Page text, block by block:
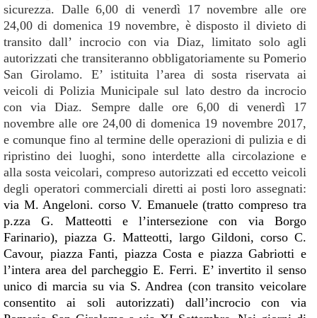
sicurezza. Dalle 6,00 di venerdì 17 novembre alle ore
24,00 di domenica 19 novembre, è disposto il divieto di
transito dall’ incrocio con via Diaz, limitato solo agli
autorizzati che transiteranno obbligatoriamente su Pomerio
San Girolamo. E’ istituita l’area di sosta riservata ai
veicoli di Polizia Municipale sul lato destro da incrocio
con via Diaz. Sempre dalle ore 6,00 di venerdì 17
novembre alle ore 24,00 di domenica 19 novembre 2017,
e comunque fino al termine delle operazioni di pulizia e di
ripristino dei luoghi, sono interdette alla circolazione e
alla sosta veicolari, compreso autorizzati ed eccetto veicoli
degli operatori commerciali diretti ai posti loro assegnati:
via M. Angeloni. corso V. Emanuele(tratto compreso tra
p.zza G. Matteotti e l’intersezione con via Borgo
Farinario), piazza G. Matteotti, largo Gildoni, corso C.
Cavour, piazza Fanti, piazza Costa e piazza Gabriotti e
l’intera area del parcheggio E. Ferri. E’ invertito il senso
unico di marcia su via S. Andrea (con transito veicolare
consentito ai soli autorizzati) dall’incrocio con via